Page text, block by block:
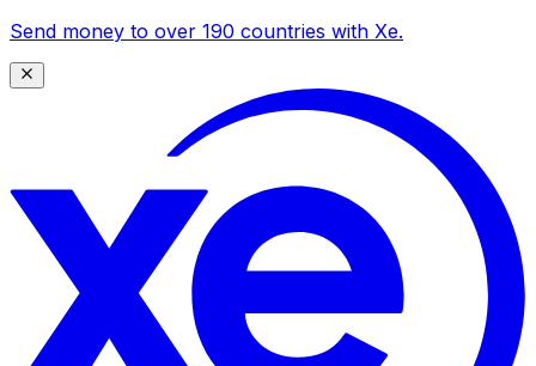
Send money to over 190 countries with Xe.